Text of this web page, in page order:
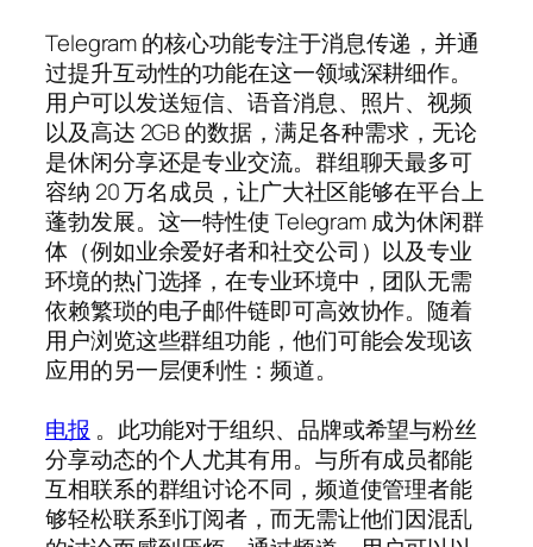
Telegram 的核心功能专注于消息传递，并通
过提升互动性的功能在这一领域深耕细作。
用户可以发送短信、语音消息、照片、视频
以及高达 2GB 的数据，满足各种需求，无论
是休闲分享还是专业交流。群组聊天最多可
容纳 20 万名成员，让广大社区能够在平台上
蓬勃发展。这一特性使 Telegram 成为休闲群
体（例如业余爱好者和社交公司）以及专业
环境的热门选择，在专业环境中，团队无需
依赖繁琐的电子邮件链即可高效协作。随着
用户浏览这些群组功能，他们可能会发现该
应用的另一层便利性：频道。
电报 。此功能对于组织、品牌或希望与粉丝
分享动态的个人尤其有用。与所有成员都能
互相联系的群组讨论不同，频道使管理者能
够轻松联系到订阅者，而无需让他们因混乱